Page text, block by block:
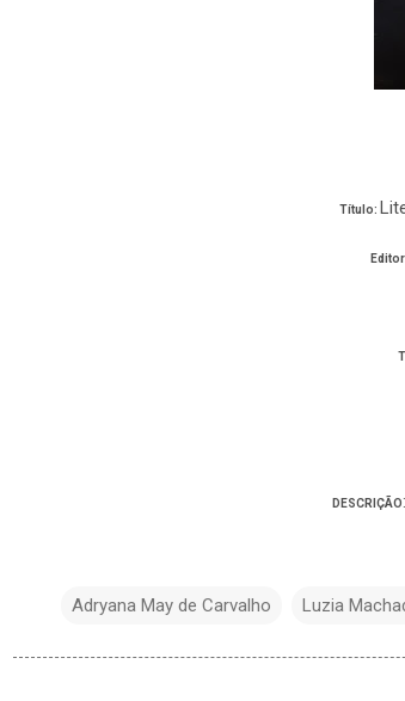
Título:
DESCRIÇÃO
Adryana May de Carvalho Luzia